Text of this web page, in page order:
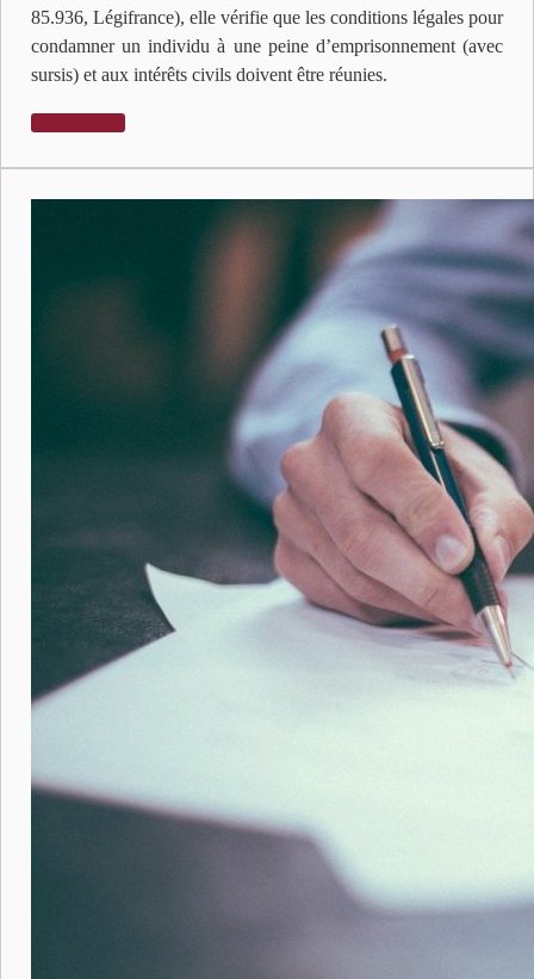
85.936, Légifrance), elle vérifie que les conditions légales pour
condamner un individu à une peine d’emprisonnement (avec
sursis) et aux intérêts civils doivent être réunies.